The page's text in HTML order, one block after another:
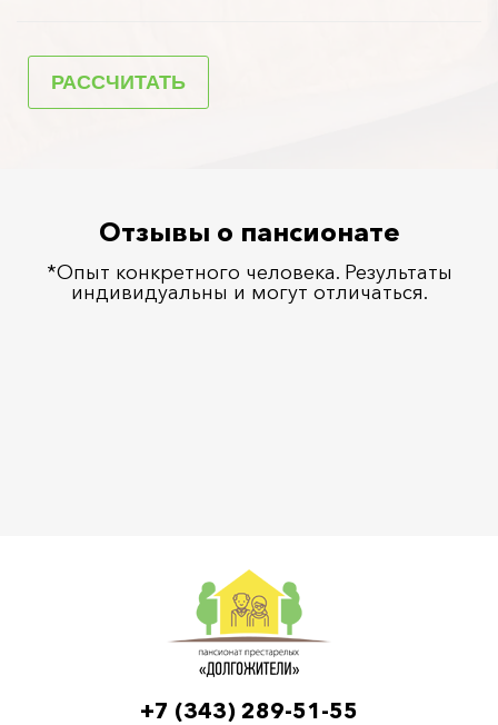
Отзывы о пансионате
*Опыт конкретного человека. Результаты
индивидуальны и могут отличаться.
+7 (343) 289-51-55